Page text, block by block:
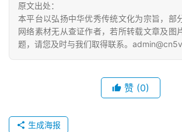
边
夜
话
原文出处：
本平台以弘扬中华优秀传统文化为宗旨，部
网络素材无从查证作者，若所转载文章及图
题，请您及时与我们取得联系。
赞 (0)
生成海报